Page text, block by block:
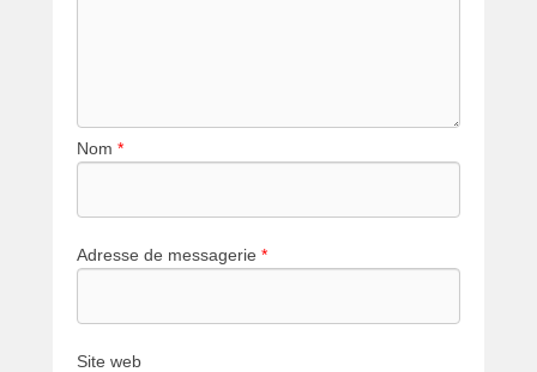
Nom *
Adresse de messagerie *
Site web